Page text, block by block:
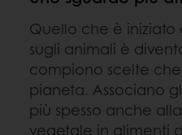
Quello che è
sugli animali è
compiono scelte
pianeta. Associano
più spesso anche
vegetale in alimenti